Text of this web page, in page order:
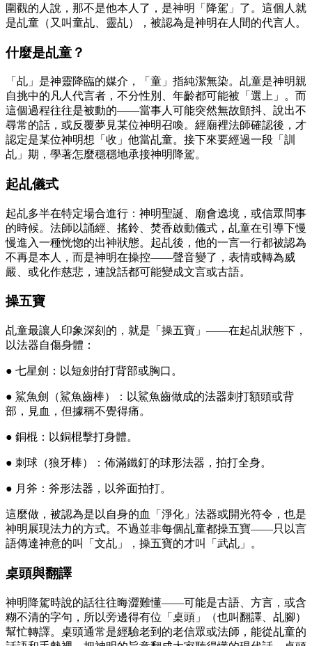
圍觀的人說，那不是他本人了，是神明「降駕」了。這個人就
是乩童（又叫童乩、靈乩），被認為是神明在人間的代言人。
什麼是乩童？
「乩」是神靈降臨的媒介，「童」指純潔無染。乩童是神明親
自挑中的凡人代言者，不分性別、年齡都可能被「選上」。而
這個過程往往是被動的——當事人可能突然無故顫抖、說出不
尋常的話，或反覆夢見某位神明召喚。經廟裡法師確認後，才
認定是某位神明想「收」他當乩童。接下來要經過一段「訓
乩」期，學著怎麼穩穩地承接神明降駕。
起乩儀式
起乩多半在特定場合進行：神明聖誕、廟會遶境，或信眾問事
的時候。法師以誦經、搖鈴、焚香啟動儀式，乩童在引導下慢
慢進入一種恍惚的出神狀態。起乩後，他的一言一行都被認為
不再是本人，而是神明在操控——聲音變了，表情或轉為威
嚴、或化作慈悲，連說話都可能變成文言或古語。
操五寶
乩童最讓人印象深刻的，就是「操五寶」——在起乩狀態下，
以法器自傷身體：
● 七星劍：以短劍拍打背部或胸口。
● 鯊魚劍（鯊魚齒棒）：以鯊魚齒做成的法器刺打額頭或背
部，見血，但據稱不覺得痛。
● 銅棍：以銅棍擊打身體。
● 刺球（狼牙棒）：佈滿鐵釘的球形法器，拍打全身。
● 月斧：斧形法器，以斧面拍打。
這麼做，被認為是以自身的血「淨化」法器或開光符令，也是
神明展現法力的方式。不過並非每個乩童都操五寶——只以言
語傳達神意的叫「文乩」，操五寶的才叫「武乩」。
桌頭與翻譯
神明降駕時說的話往往晦澀難懂——可能是古語、方言，或含
糊不清的字句，所以旁邊得有位「桌頭」（也叫翻譯、乩腳）
幫忙轉譯。桌頭通常是經驗老到的老信眾或法師，能從乩童的